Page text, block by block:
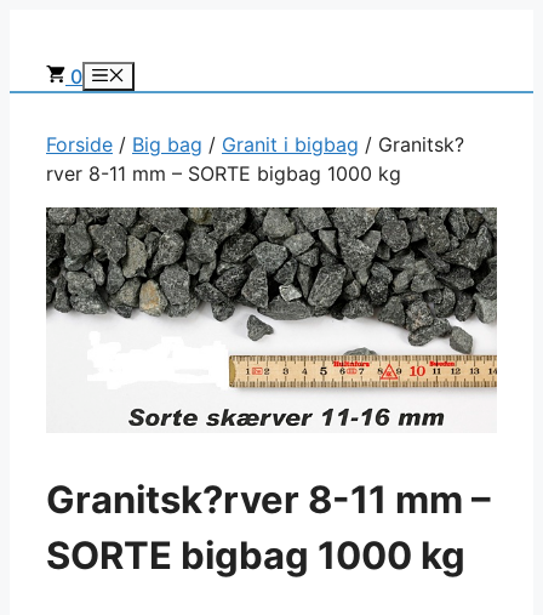
indhold0 Menu
Forside / Big bag / Granit i bigbag / Granitsk?
rver 8-11 mm – SORTE bigbag 1000 kg
Granitsk?rver 8-11 mm –
SORTE bigbag 1000 kg